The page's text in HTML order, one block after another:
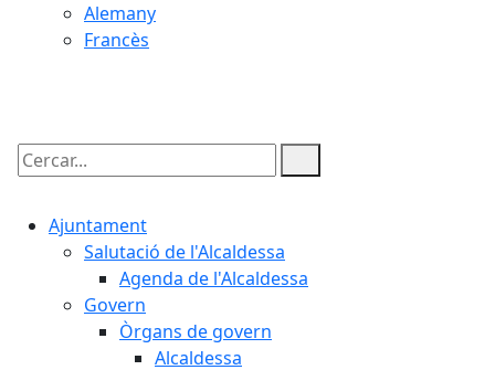
Alemany
Francès
Cercar:
Ajuntament
Salutació de l'Alcaldessa
Agenda de l'Alcaldessa
Govern
Òrgans de govern
Alcaldessa